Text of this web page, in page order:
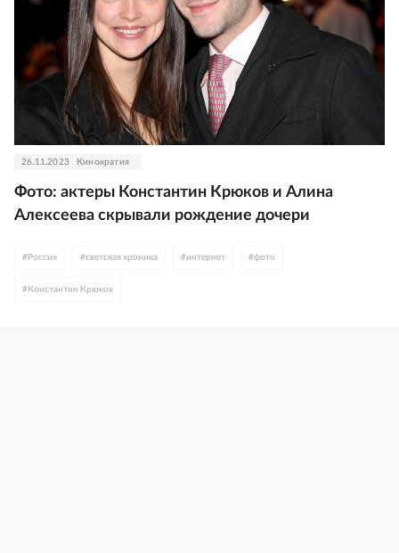
26.11.2023 Кинократия
Фото: актеры Константин Крюков и Алина
Алексеева скрывали рождение дочери
# Россия #светская хроника #интернет #фото
# Константин Крюков